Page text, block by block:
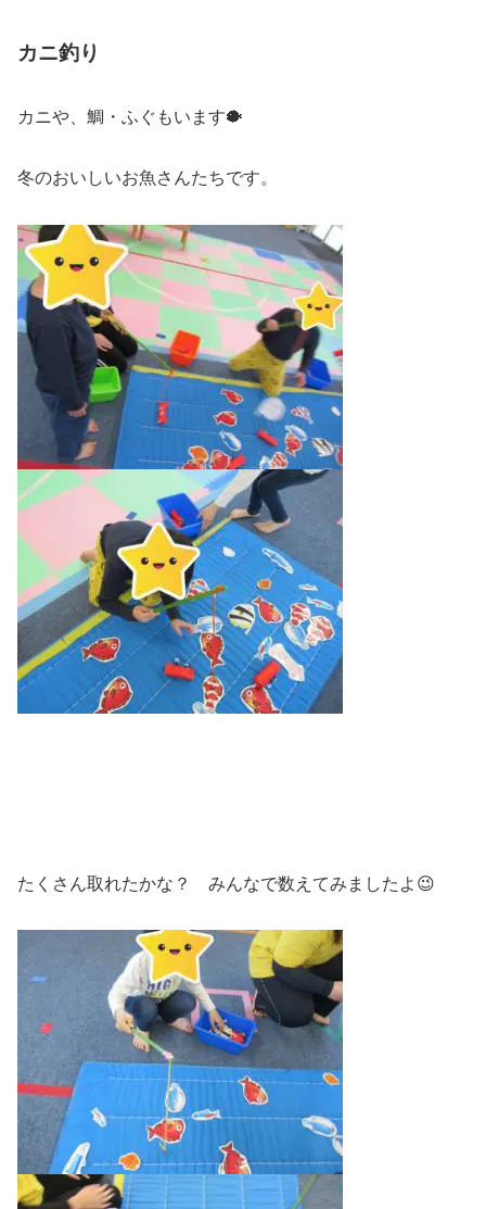
カニ釣り
カニや、鯛・ふぐもいます🐡
冬のおいしいお魚さんたちです。
たくさん取れたかな？ みんなで数えてみましたよ😉